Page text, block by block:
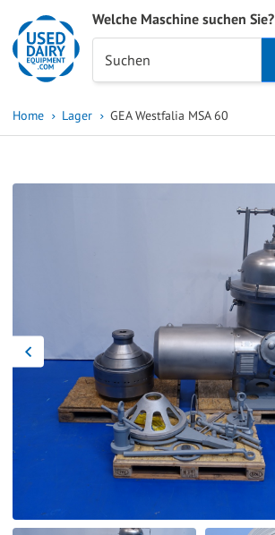
Welche Maschine suchen Sie?
Suchen
and
result.
enter
to
go
to
the
selected
search
Touch
Home Lager GEA Westfalia MSA 60